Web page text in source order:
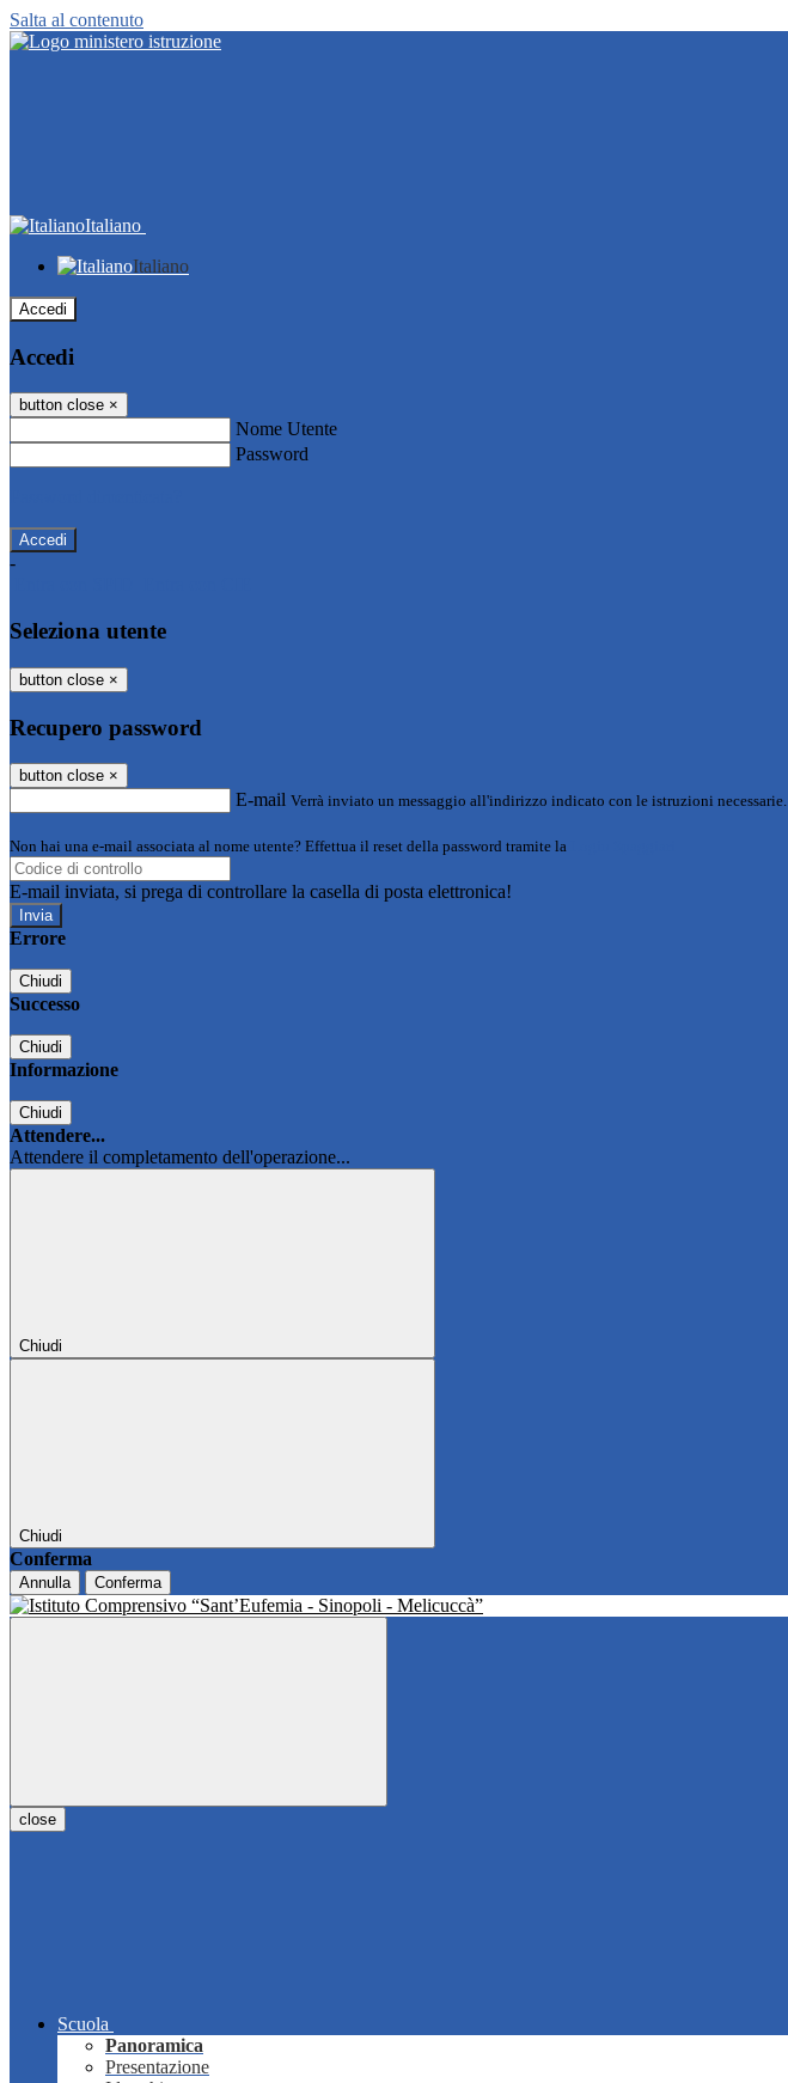
Salta al contenuto
Italiano
Italiano
Accedi
Accedi
button close ×
Nome Utente
Password
-
Seleziona utente
button close ×
Recupero password
button close ×
E-mail Verrà inviato un messaggio all'indirizzo indicato con le istruzioni necessarie.
Non hai una e-mail associata al nome utente? Effettua il reset della password tramite la
E-mail inviata, si prega di controllare la casella di posta elettronica!
Errore
Chiudi
Successo
Chiudi
Informazione
Chiudi
Attendere...
Attendere il completamento dell'operazione...
Chiudi
Chiudi
Conferma
Annulla Conferma
close
Scuola
Panoramica
Presentazione